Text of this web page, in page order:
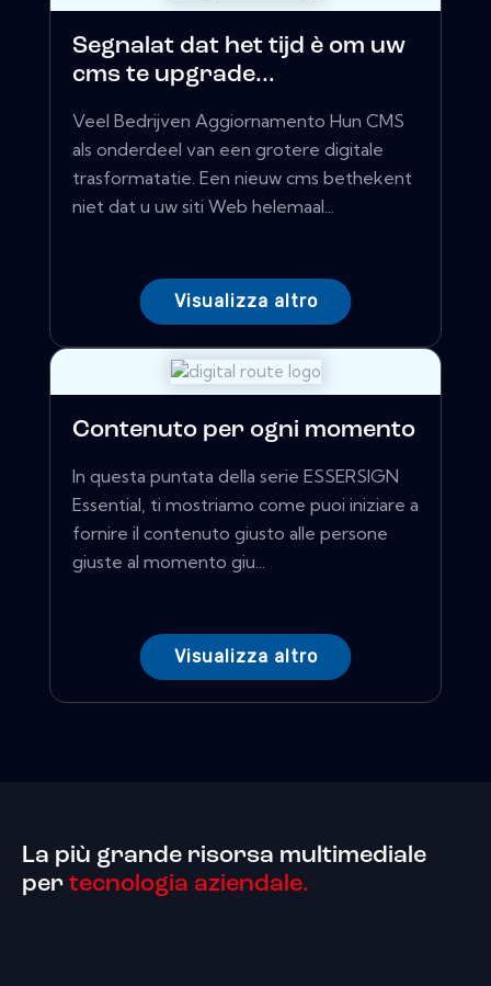
Segnalat dat het tijd è om uw
cms te upgrade...
Veel Bedrijven Aggiornamento Hun CMS
als onderdeel van een grotere digitale
trasformatatie. Een nieuw cms bethekent
niet dat u uw siti Web helemaal...
Visualizza altro
Contenuto per ogni momento
In questa puntata della serie ESSERSIGN
Essential, ti mostriamo come puoi iniziare a
fornire il contenuto giusto alle persone
giuste al momento giu...
Visualizza altro
La più grande risorsa multimediale
per tecnologia aziendale.